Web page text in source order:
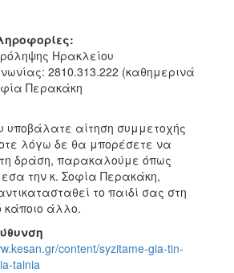
Ηρακλείου
2810.313.222 (καθημερινά
Περακάκη
υποβάλατε αίτηση συμμετοχής
λόγω δε θα μπορέσετε να
δράση, παρακαλούμε όπως
την κ. Σοφία Περακάκη,
το παιδί σας στη
κάποιο άλλο.
content/syzitame-gia-tin-
tainia